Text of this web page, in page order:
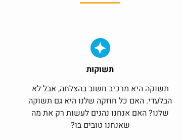
תשוקות
תשוקה היא מרכיב חשוב בהצלחה, אבל לא
הבלעדי. האם כל חוזקה שלנו היא גם תשוקה
שלנו? האם אנחנו נהנים לעשות רק את מה
שאנחנו טובים בו?